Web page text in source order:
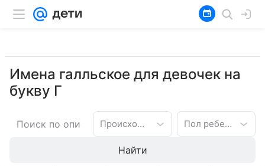
Имена галльское для девочек на
букву Г
Происхождение имени Пол ребенка
Найти